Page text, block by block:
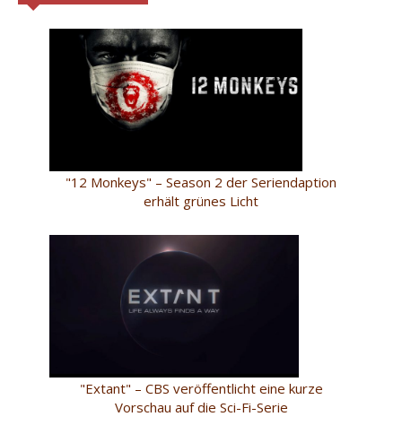
"12 Monkeys" – Season 2 der Seriendaption
erhält grünes Licht
"Extant" – CBS veröffentlicht eine kurze
Vorschau auf die Sci-Fi-Serie